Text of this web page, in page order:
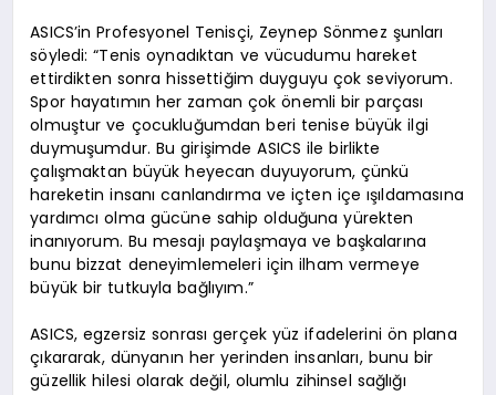
ASICS’in Profesyonel Tenisçi, Zeynep Sönmez şunları
söyledi: “Tenis oynadıktan ve vücudumu hareket
ettirdikten sonra hissettiğim duyguyu çok seviyorum.
Spor hayatımın her zaman çok önemli bir parçası
olmuştur ve çocukluğumdan beri tenise büyük ilgi
duymuşumdur. Bu girişimde ASICS ile birlikte
çalışmaktan büyük heyecan duyuyorum, çünkü
hareketin insanı canlandırma ve içten içe ışıldamasına
yardımcı olma gücüne sahip olduğuna yürekten
inanıyorum. Bu mesajı paylaşmaya ve başkalarına
bunu bizzat deneyimlemeleri için ilham vermeye
büyük bir tutkuyla bağlıyım.”
ASICS, egzersiz sonrası gerçek yüz ifadelerini ön plana
çıkararak, dünyanın her yerinden insanları, bunu bir
güzellik hilesi olarak değil, olumlu zihinsel sağlığı